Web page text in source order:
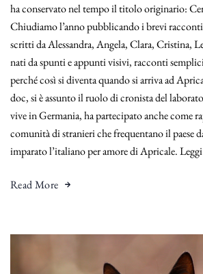
ha conservato nel tempo il titolo originario:
Chiudiamo l’anno pubblicando i brevi
scritti da Alessandra, Angela, Clara, Cristina,
nati da spunti e appunti visivi, racconti
perché così si diventa quando si arriva ad
doc, si è assunto il ruolo di cronista del
vive in Germania, ha partecipato anche come
comunità di stranieri che frequentano il paese
imparato l’italiano per amore di Apricale.
Read More